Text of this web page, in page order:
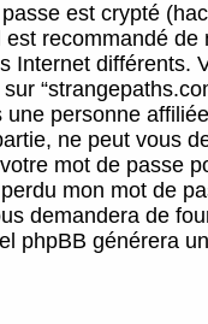
est crypté
est recommandé
Internet différents.
personne
ne peut vous
mot de passe
perdu mon mot de
demandera de
phpBB générera